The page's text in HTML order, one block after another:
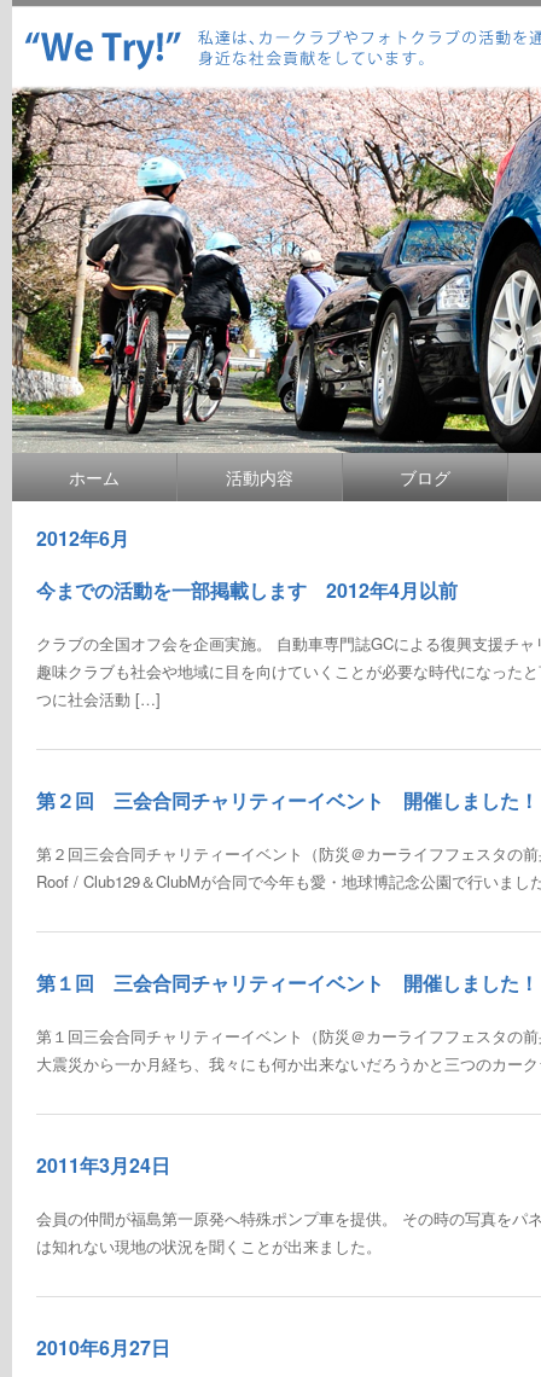
ホーム 活動内容 ブログ
2012年6月
今までの活動を一部掲載します 2012年4月以前
クラブの全国オフ会を企画実施。 自動車専門誌GCによる復興支援チ
趣味クラブも社会や地域に目を向けていくことが必要な時代になった
つに社会活動 […]
第２回 三会合同チャリティーイベント 開催しまし
第２回三会合同チャリティーイベント（防災＠カーライフフェスタの
Roof / Club129＆ClubMが合同で今年も愛・地球博記念公園で行いま
第１回 三会合同チャリティーイベント 開催しまし
第１回三会合同チャリティーイベント（防災＠カーライフフェスタの
大震災から一か月経ち、我々にも何か出来ないだろうかと三つのカー
2011年3月24日
会員の仲間が福島第一原発へ特殊ポンプ車を提供。 その時の写真をパ
は知れない現地の状況を聞くことが出来ました。
2010年6月27日